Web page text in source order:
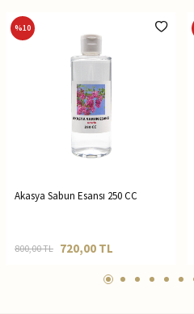
%10
Akasya Sabun Esansı 250 CC
800,00TL 720,00 TL